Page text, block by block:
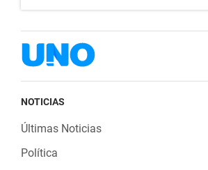
NOTICIAS
Últimas Noticias
Política